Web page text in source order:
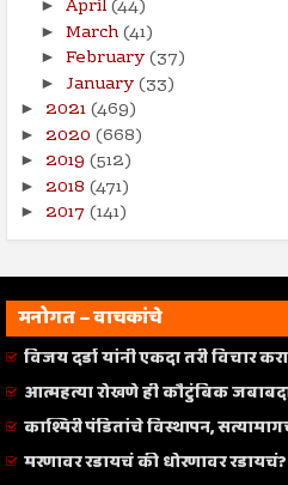
► April(44)
► March(41)
► February(37)
► January(33)
► 2021(469)
► 2020 (668)
► 2019 (512)
► 2018 (471)
► 2017 (141)
मनोगत – वाचकांचे
विजय दर्डा यांनी एकदा तरी विचार
आत्महत्या रोखणे ही कौटुंबिक
काश्मिरी पंडितांचे विस्थापन,
मरणावर रडायचं की धोरणावर रडायचं?